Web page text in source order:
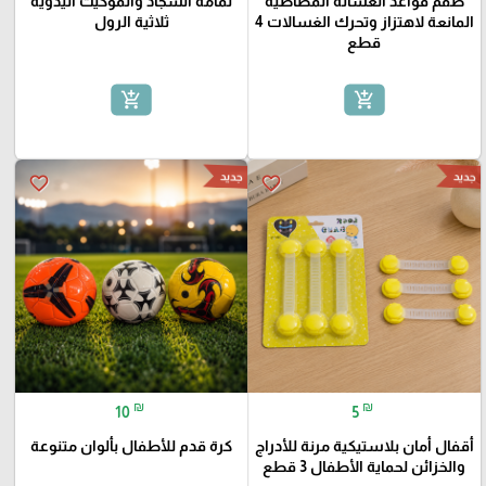
المانعة لاهتزاز وتحرك الغسالات 4
قطع
add_shopping_cart
ثلاثية الرول
add_shopping_cart
favorite_border جديد
5 ₪
أقفال أمان بلاستيكية مرنة للأدراج
والخزائن لحماية الأطفال 3 قطع
favorite_border جديد
10 ₪
كرة قدم للأطفال بألوان متنوعة